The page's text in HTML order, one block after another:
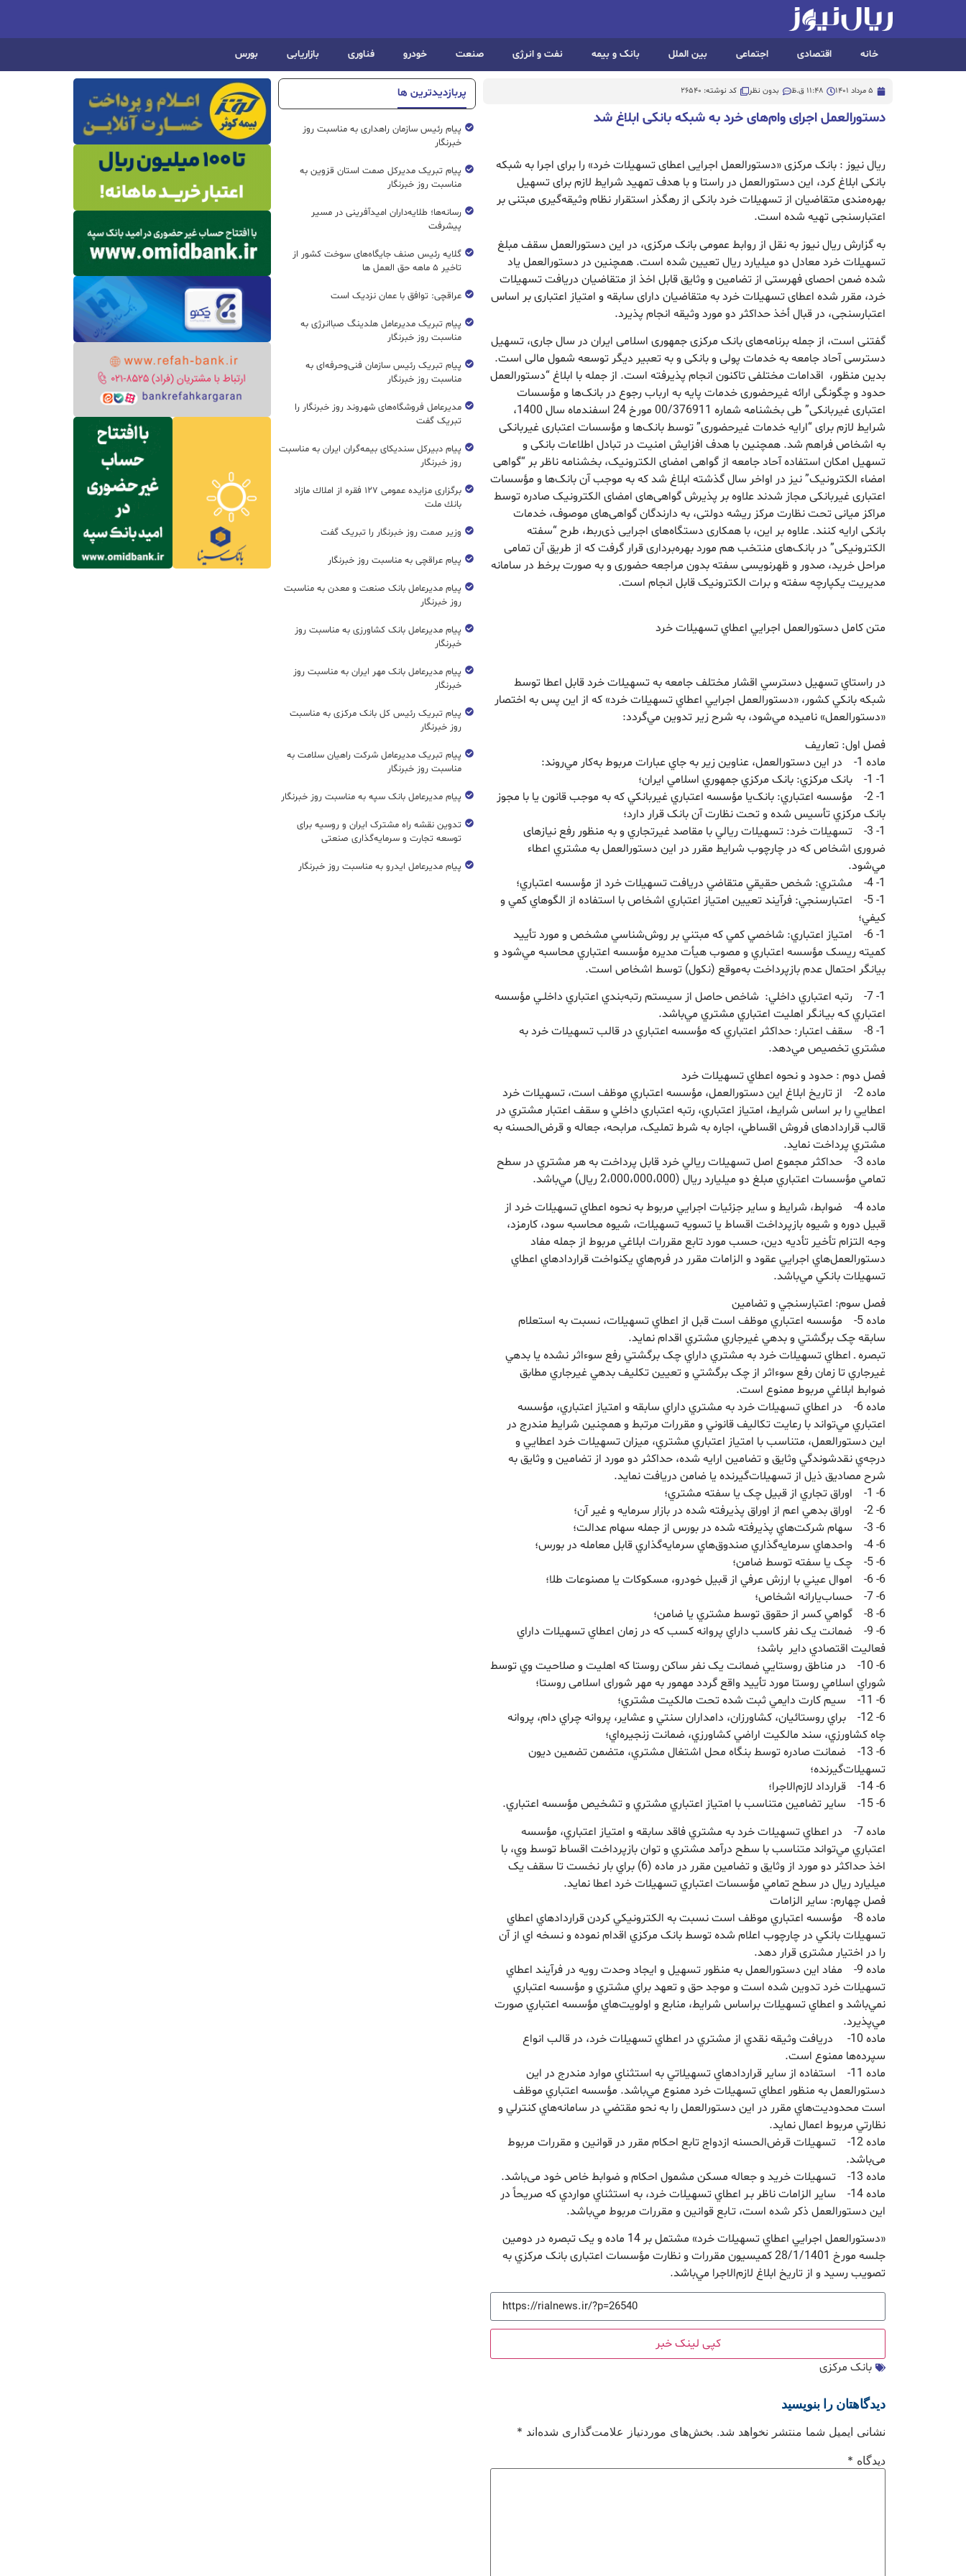
خانه اقتصادی اجتماعی بین الملل بانک و بیمه نفت و انرژی صنعت خودرو فناوری بازاریابی بورس
5 مرداد 1401 11:48 ق.ظ بدون نظر کد نوشته: 26540
دستورالعمل اجرای وام‌های خرد به شبکه بانکی ابلاغ شد
ریال نیوز : بانک مرکزی «دستورالعمل اجرایی اعطای تسهیلات خرد» را برای اجرا به شبکه
بانکی ابلاغ کرد، این دستورالعمل در راستا و با هدف تمهید شرایط لازم برای تسهیل
بهره‌مندی متقاضیان از تسهیلات خرد بانکی از رهگذر استقرار نظام وثیقه‌گیری مبتنی بر
اعتبارسنجی تهیه شده است.
به گزارش ریال نیوز به نقل از روابط عمومی بانک مرکزی، در این دستورالعمل سقف مبلغ
تسهيلات خرد معادل دو ميليارد ريال تعیین شده است. همچنین در دستورالعمل یاد
شده ضمن احصای فهرستی از تضامین و وثایق قابل اخذ از متقاضيان دریافت تسهيلات
خرد، مقرر شده اعطای تسهيلات خرد به متقاضيان دارای سابقه و امتياز اعتباری بر اساس
اعتبارسنجی، در قبال أخذ حداکثر دو مورد وثيقه انجام پذیرد.
گفتنی است، از جمله برنامه‌های بانک مرکزی جمهوری اسلامی ایران در سال جاری، تسهیل
دسترسی آحاد جامعه به خدمات پولی و بانکی و به تعبیر دیگر توسعه شمول مالی است.
بدین منظور، اقدامات مختلفی تاکنون انجام پذیرفته است. از جمله با ابلاغ “دستورالعمل
حدود و چگونگی ارائه غیرحضوری خدمات پایه به ارباب رجوع در بانک‌ها و مؤسسات
اعتباری غیربانکی” طی بخشنامه شماره 376911‏‏‏/00 مورخ 24‏‏‏ اسفندماه سال 1400،
شرایط لازم برای “ارایه خدمات غیرحضوری” توسط بانک‌ها و مؤسسات اعتباری غیربانکی
به اشخاص فراهم شد. همچنین با هدف افزایش امنیت در تبادل اطلاعات بانکی و
تسهیل امکان استفاده آحاد جامعه از گواهی امضای الکترونیک، بخشنامه ناظر بر “گواهی
امضاء الکترونیک” نیز در اواخر سال گذشته ابلاغ شد که به موجب آن بانک‌ها و مؤسسات
اعتباری غیربانکی مجاز شدند علاوه بر پذیرش گواهی‌های امضای الکترونیک صادره توسط
مراکز میانی تحت نظارت مرکز ریشه دولتی، به دارندگان گواهی‌های موصوف، خدمات
بانکی ارایه کنند. علاوه بر این، با همکاری دستگاه‌های اجرایی ذی‌ربط، طرح “سفته
الکترونیکی” در بانک‌های منتخب هم مورد بهره‌برداری قرار گرفت که از طریق آن تمامی
مراحل خرید، صدور و ظهرنویسی سفته بدون مراجعه حضوری و به صورت برخط در سامانه
مدیریت یکپارچه سفته و برات الکترونیک قابل انجام است.
متن کامل دستورالعمل اجرايي اعطاي تسهيلات خرد
در راستاي تسهيل دسترسي اقشار مختلف جامعه به تسهيلات خرد قابل اعطا توسط
شبکه بانکي کشور، «دستورالعمل اجرايي اعطاي تسهيلات خرد» که از اين پس به اختصار
«دستورالعمل» ناميده مي‌شود، به شرح زير تدوين مي‌گردد:
فصل اول: تعاريف
ماده 1- در اين دستورالعمل، عناوين زير به جاي عبارات مربوط به‌کار مي‌روند:
1- 1- بانک مرکزي: بانک مرکزي جمهوري اسلامي ايران؛
1- 2- مؤسسه اعتباري: بانک‌يا مؤسسه اعتباري غيربانکي که به موجب قانون يا با مجوز
بانک مرکزي تأسيس شده و تحت نظارت آن بانک قرار دارد؛
1- 3- تسهيلات خرد: تسهيلات ريالي با مقاصد غيرتجاري و به منظور رفع نيازهای
ضروری اشخاص که در چارچوب شرايط مقرر در اين دستورالعمل به مشتري اعطاء
مي‌شود.
1- 4- مشتري: شخص حقيقي متقاضي دريافت تسهيلات خرد از مؤسسه اعتباري؛
1- 5- اعتبارسنجي: فرآيند تعيين امتياز اعتباري اشخاص با استفاده از الگوهاي کمي و
کيفي؛
1- 6- امتياز اعتباري: شاخصي کمي که مبتني بر روش‌شناسي مشخص و مورد تأييد
کميته ريسک مؤسسه اعتباري و مصوب هيأت مديره مؤسسه اعتباري محاسبه مي‌شود و
بيانگر احتمال عدم بازپرداخت به‌موقع (نکول) توسط اشخاص است.
1- 7- رتبه اعتباري داخلي: شاخص حاصل از سيستم رتبه‌بندي اعتباري داخلـي مؤسسه
اعتباري کـه بيـانگر اهليت اعتباري مشتري مي‌باشد.
1- 8- سقف اعتبار: حداكثر اعتباري كه مؤسسه اعتباري در قالب تسهيلات خرد به
مشتري تخصيص مي‌دهد.
فصل دوم : حدود و نحوه اعطاي تسهيلات خرد
ماده 2- از تاريخ ابلاغ اين دستورالعمل، مؤسسه اعتباري موظف است، تسهيلات خرد
اعطايي را بر اساس شرايط، امتياز اعتباري، رتبه اعتباري داخلي و سقف اعتبار مشتري در
قالب قراردادهای فروش اقساطي، اجاره به شرط تمليک، مرابحه، جعاله و قرض‌الحسنه به
مشتري پرداخت نمايد.
ماده 3- حداکثر مجموع اصل تسهيلات ريالي خرد قابل پرداخت به هر مشتري در سطح
تمامي مؤسسات اعتباري مبلغ دو ميليارد ريال (2،000،000،000 ريال) مي‌باشد.
ماده 4- ضوابط، شرايط و ساير جزئيات اجرايي مربوط به نحوه اعطاي تسهيلات خرد از
قبيل دوره و شيوه بازپرداخت اقساط يا تسويه تسهيلات، شيوه محاسبه سود، کارمزد،
وجه التزام تأخير تأديه دين، حسب مورد تابع مقررات ابلاغي مربوط از جمله مفاد
دستورالعمل‌هاي اجرايي عقود و الزامات مقرر در فرم‌هاي يکنواخت قراردادهاي اعطاي
تسهيلات بانکي مي‌باشد.
فصل سوم: اعتبارسنجي و تضامين
ماده 5- مؤسسه اعتباري موظف است قبل از اعطاي تسهيلات، نسبت به استعلام
سابقه چک برگشتي و بدهي غيرجاري مشتري اقدام نمايد.
تبصره ـ اعطاي تسهيلات خرد به مشتري داراي چک برگشتي رفع سوءاثر نشده يا بدهي
غيرجاري تا زمان رفع سوءاثر از چک برگشتي و تعيين تکليف بدهي غيرجاري مطابق
ضوابط ابلاغي مربوط ممنوع است.
ماده 6- در اعطاي تسهيلات خرد به مشتري داراي سابقه و امتياز اعتباري، مؤسسه
اعتباري مي‌تواند با رعايت تکاليف قانوني و مقررات مرتبط و همچنين شرايط مندرج در
اين دستورالعمل، متناسب با امتياز اعتباري مشتري، ميزان تسهيلات خرد اعطايي و
درجه‌ي نقدشوندگي وثايق و تضامين ارايه شده، حداکثر دو مورد از تضامین و وثایق به
شرح مصادیق ذیل از تسهیلات‌گیرنده یا ضامن دریافت نماید.
6- 1- اوراق تجاري از قبيل چک يا سفته مشتري؛
6- 2- اوراق بدهي اعم از اوراق پذيرفته شده در بازار سرمايه و غير آن؛
6- 3- سهام شرکت‌هاي پذيرفته شده در بورس از جمله سهام عدالت؛
6- 4- واحدهاي سرمايه‌گذاري صندوق‌هاي سرمايه‌گذاري قابل معامله در بورس؛
6- 5- چک يا سفته توسط ضامن؛
6- 6- اموال عيني با ارزش عرفي از قبيل خودرو، مسکوکات يا مصنوعات طلا؛
6- 7- حساب‌يارانه اشخاص؛
6- 8- گواهي کسر از حقوق توسط مشتري يا ضامن؛
6- 9- ضمانت يک نفر کاسب داراي پروانه کسب که در زمان اعطاي تسهيلات داراي
فعاليت اقتصادي داير باشد؛
6- 10- در مناطق روستايي ضمانت يک نفر ساکن روستا که اهليت و صلاحيت وي توسط
شوراي اسلامي روستا مورد تأييد واقع گردد مهمور به مهر شورای اسلامی روستا؛
6- 11- سيم کارت دايمي ثبت شده تحت مالکيت مشتري؛
6- 12- براي روستائيان، کشاورزان، دامداران سنتي و عشاير، پروانه چراي دام، پروانه
چاه کشاورزي، سند مالکيت اراضي کشاورزي، ضمانت زنجيره‌اي؛
6- 13- ضمانت صادره توسط بنگاه محل اشتغال مشتري، متضمن تضمين ديون
تسهيلات‌گيرنده؛
6- 14- قرارداد لازم‌الاجرا؛
6- 15- ساير تضامين متناسب با امتياز اعتباري مشتري و تشخيص مؤسسه اعتباري.
ماده 7- در اعطاي تسهيلات خرد به مشتري فاقد سابقه و امتياز اعتباري، مؤسسه
اعتباري مي‌تواند متناسب با سطح درآمد مشتري و توان بازپرداخت اقساط توسط وي، با
اخذ حداکثر دو مورد از وثايق و تضامين مقرر در ماده (6) براي بار نخست تا سقف يک
ميليارد ريال در سطح تمامي مؤسسات اعتباري تسهيلات خرد اعطا نمايد.
فصل چهارم: ساير الزامات
ماده 8- مؤسسه اعتباري موظف است نسبت به الکترونيکي کردن قراردادهاي اعطاي
تسهيلات بانکي در چارچوب اعلام شده توسط بانک مرکزي اقدام نموده و نسخه اي از آن
را در اختيار مشتری قرار دهد.
ماده 9- مفاد اين دستورالعمل به منظور تسهيل و ايجاد وحدت رويه در فرآيند اعطاي
تسهيلات خرد تدوين شده است و موجد حق و تعهد براي مشتري و مؤسسه اعتباري
نمي‌باشد و اعطاي تسهيلات براساس شرايط، منابع و اولويت‌هاي مؤسسه اعتباري صورت
مي‌پذيرد.
ماده 10- دريافت وثيقه نقدي از مشتري در اعطاي تسهيلات خرد، در قالب انواع
سپرده‌ها ممنوع است.
ماده 11- استفاده از ساير قراردادهاي تسهيلاتي به استثناي موارد مندرج در اين
دستورالعمل به منظور اعطاي تسهيلات خرد ممنوع مي‌باشد. مؤسسه اعتباري موظف
‌است محدوديت‌هاي مقرر در اين دستورالعمل را به نحو مقتضي در سامانه‌هاي کنترلي و
نظارتي مربوط اعمال نمايد.
ماده 12- تسهیلات قرض‌الحسنه ازدواج تابع احکام مقرر در قوانین و مقررات مربوط
می‌باشد.
ماده 13- تسهیلات خرید و جعاله مسکن مشمول احکام و ضوابط خاص خود می‌باشد.
ماده 14- ساير الزامات ناظر بـر اعطاي تسهيلات خرد، به استثناي مواردي که صريحاً در
اين دستورالعمل ذکر شده است، تـابع قوانين و مقررات مربوط مي‌باشد.
«دستورالعمل اجرايي اعطاي تسهيلات خرد» مشتمل بر 14 ماده و يک تبصره در دومين
جلسه مورخ 28/1/1401 کميسيون مقررات و نظارت مؤسسات اعتباری بانک مرکزي به
تصويب رسيد و از تاريخ ابلاغ لازم‌الاجرا مي‌باشد.
کپی لینک خبر
بانک مرکزی
دیدگاهتان را بنویسید
نشانی ایمیل شما منتشر نخواهد شد. بخش‌های موردنیاز علامت‌گذاری شده‌اند *
دیدگاه *
پربازدیدترین ها
پیام رئیس سازمان راهداری به مناسبت روز
خبرنگار
پیام تبریک مدیرکل صمت استان قزوین به
مناسبت روز خبرنگار
رسانه‌ها؛ طلایه‌داران امیدآفرینی در مسیر
پیشرفت
گلایه رئیس صنف جایگاه‌های سوخت کشور از
تاخیر ۵ ماهه حق العمل ها
عراقچی: توافق با عمان نزدیک است
پیام تبریک مدیرعامل هلدینگ صباانرژی به
مناسبت روز خبرنگار
پیام تبریک رئیس سازمان فنی‌و‌حرفه‌ای به
مناسبت روز خبرنگار
مدیرعامل فروشگاه‌های شهروند روز خبرنگار را
تبریک گفت
پیام دبیرکل سندیکای بیمه‌گران ایران به مناسبت
روز خبرنگار
برگزاری مزایده عمومی ۱۲۷ فقره از املاك مازاد
بانك ملت
وزیر صمت روز خبرنگار را تبریک گفت
پیام عراقچی به مناسبت روز خبرنگار
پیام مدیرعامل بانک صنعت و معدن به مناسبت
روز خبرنگار
پیام مدیرعامل بانک کشاورزی به مناسبت روز
خبرنگار
پیام مدیرعامل بانک مهر ایران به مناسبت روز
خبرنگار
پیام تبریک رئیس کل بانک مرکزی به مناسبت
روز خبرنگار
پیام تبریک مدیرعامل شرکت راهیان سلامت به
مناسبت روز خبرنگار
پیام مدیرعامل بانک سپه به مناسبت روز خبرنگار
تدوین نقشه راه مشترک ایران و روسیه برای
توسعه تجارت و سرمایه‌گذاری صنعتی
پیام مدیرعامل ایدرو به مناسبت روز خبرنگار